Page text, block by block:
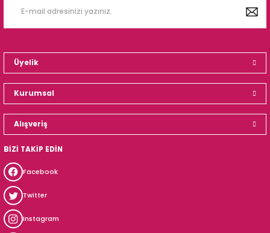
Üyelik
Kurumsal
Alışveriş
BİZİ TAKİP EDİN
Facebook
Twitter
Instagram